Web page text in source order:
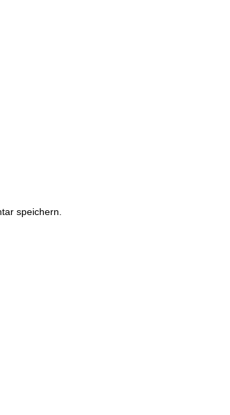
speichern.